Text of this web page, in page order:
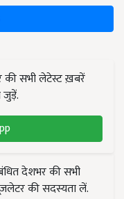
की सभी लेटेस्ट ख़बरें
जुड़ें.
देशभर की सभी
की सदस्यता लें.